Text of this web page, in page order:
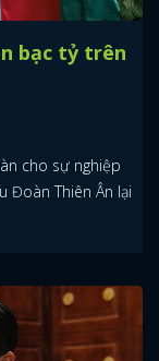
bạc tỷ trên
cho sự nghiệp
Đoàn Thiên Ân lại